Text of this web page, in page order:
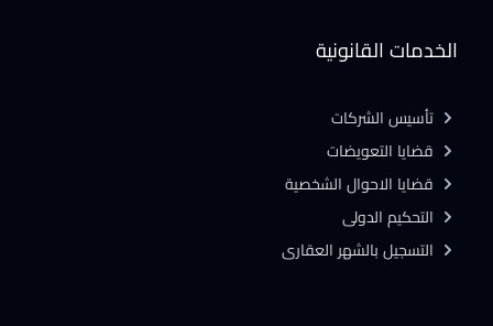
الخدمات القانونية
تأسيس الشركات
قضايا التعويضات
قضايا الاحوال الشخصية
التحكيم الدولى
التسجيل بالشهر العقارى